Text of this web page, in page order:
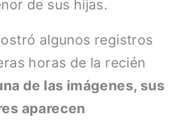
de sus hijas.
algunos registros
horas de la recién
de las imágenes, sus
aparecen